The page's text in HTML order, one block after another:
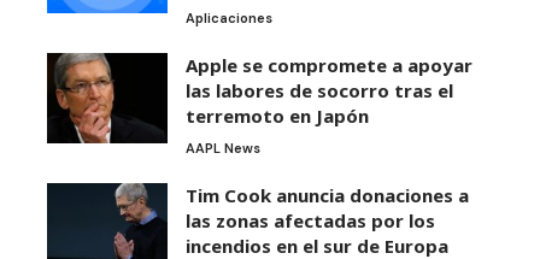
Aplicaciones
Apple se compromete a apoyar
las labores de socorro tras el
terremoto en Japón
AAPL News
Tim Cook anuncia donaciones a
las zonas afectadas por los
incendios en el sur de Europa